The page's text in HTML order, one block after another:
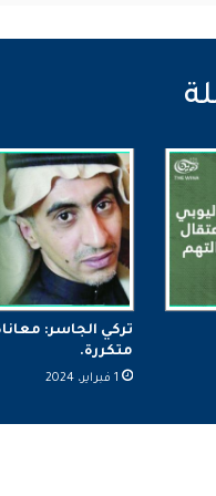
تركي الجاسر:
متكررة.
1 فبراير، 2024